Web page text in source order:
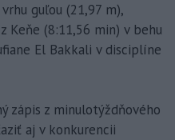
guľou (21,97 m),
Keňe (8:11,56 min) v behu
El Bakkali v disciplíne
zápis z minulotýždňového
aj v konkurencii